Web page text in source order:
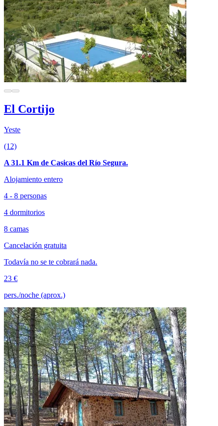
El Cortijo
Yeste
(12)
A 31.1 Km de Casicas del Río Segura.
Alojamiento entero
4 - 8 personas
4 dormitorios
8 camas
Cancelación gratuita
Todavía no se te cobrará nada.
23 €
pers./noche (aprox.)